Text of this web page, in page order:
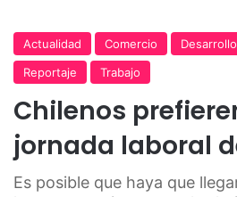
Actualidad Comercio Desarrollo
Reportaje
Trabajo
Chilenos
jornada laboral
Es posible que haya que